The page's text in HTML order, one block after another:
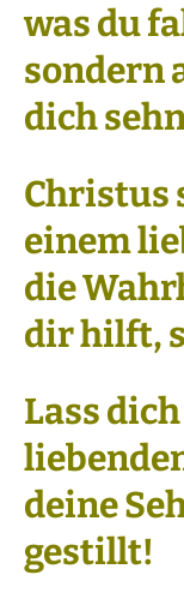
was du
sondern
dich
Christus
einem
die
dir hilft,
Lass
deine
gestillt!